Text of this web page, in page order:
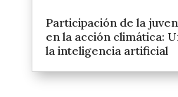
Participación de la
en la acción climática:
la inteligencia artificial